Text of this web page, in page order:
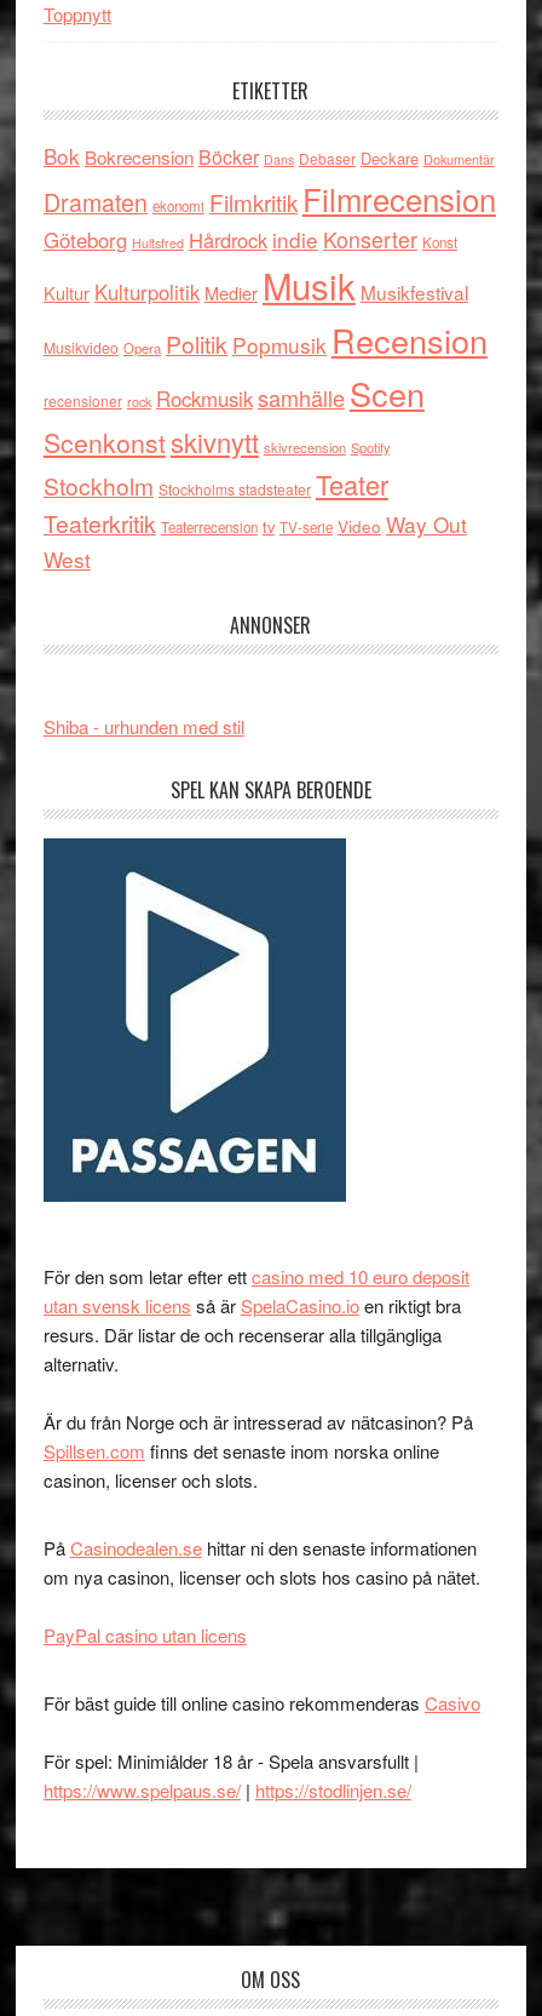
Toppnytt
ETIKETTER
Bok Bokrecension Böcker Dans Debaser Deckare Dokumentär
Dramaten ekonomi Filmkritik Filmrecension
Göteborg Hultsfred Hårdrock indie Konserter Konst
Kultur Kulturpolitik Medier Musik Musikfestival
Musikvideo Opera Politik Popmusik Recension
recensioner rock RockmusiksamhälleScen
Scenkonstskivnytt skivrecension Spotify
Stockholm Stockholms stadsteater Teater
Teaterkritik Teaterrecension tv TV-serie Video Way Out
West
ANNONSER
Shiba - urhunden med stil
SPEL KAN SKAPA BEROENDE
För den som letar efter ettcasino med 10 euro deposit
utan svensk licens så ärSpelaCasino.ioen riktigt bra
resurs. Där listar de och recenserar alla tillgängliga
alternativ.
Är du från Norge och är intresserad av nätcasinon? På
Spillsen.com finns det senaste inom norska online
casinon, licenser och slots.
PåCasinodealen.sehittar ni den senaste informationen
om nya casinon, licenser och slots hos casino på nätet.
PayPal casino utan licens
För bäst guide till online casino rekommenderas Casivo
För spel: Minimiålder 18 år - Spela ansvarsfullt |
https://www.spelpaus.se/| https://stodlinjen.se/
OM OSS